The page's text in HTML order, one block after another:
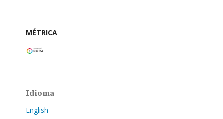
MÉTRICA
Idioma
English